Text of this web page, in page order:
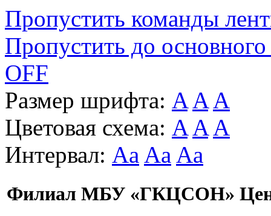
Пропустить команды
Пропустить до основного
OFF
Размер шрифта: A A A
Цветовая схема: A A A
Интервал: Aa Aa Aa
Филиал МБУ «ГКЦСОН»